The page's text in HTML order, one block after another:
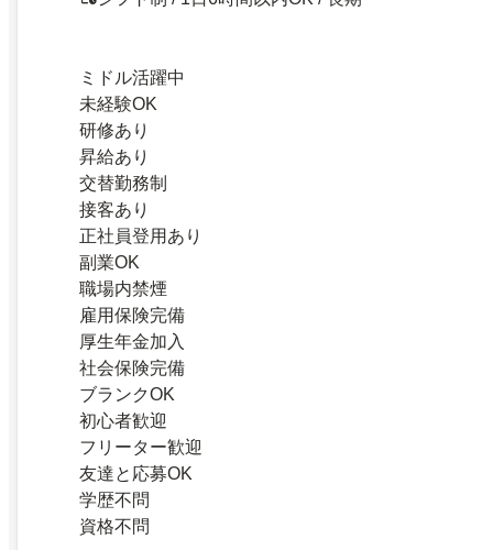
ミドル活躍中
未経験OK
研修あり
昇給あり
交替勤務制
接客あり
正社員登用あり
副業OK
職場内禁煙
雇用保険完備
厚生年金加入
社会保険完備
ブランクOK
初心者歓迎
フリーター歓迎
友達と応募OK
学歴不問
資格不問